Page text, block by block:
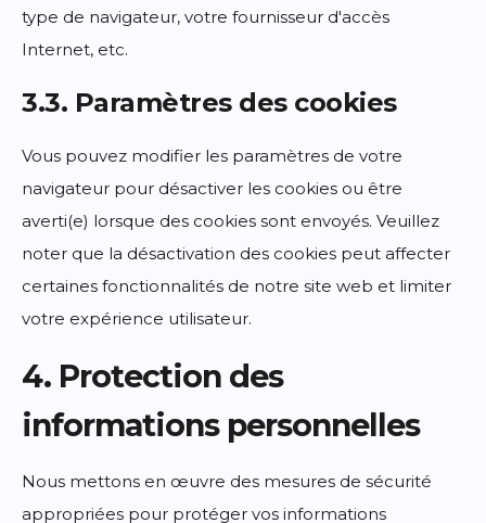
type de navigateur, votre fournisseur d'accès
Internet, etc.
3.3. Paramètres des cookies
Vous pouvez modifier les paramètres de votre
navigateur pour désactiver les cookies ou être
averti(e) lorsque des cookies sont envoyés. Veuillez
noter que la désactivation des cookies peut affecter
certaines fonctionnalités de notre site web et limiter
votre expérience utilisateur.
4. Protection des
informations personnelles
Nous mettons en œuvre des mesures de sécurité
appropriées pour protéger vos informations